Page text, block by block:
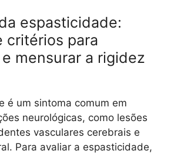
espasticidade:
critérios para
mensurar a rigidez
é um sintoma comum em
neurológicas, como lesões
vasculares cerebrais e
Para avaliar a espasticidade,